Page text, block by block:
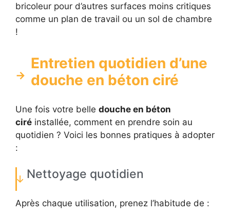
bricoleur pour d’autres surfaces moins critiques
comme un plan de travail ou un sol de chambre
!
Entretien quotidien d’une
douche en béton ciré
Une fois votre belle douche en béton
ciré installée, comment en prendre soin au
quotidien ? Voici les bonnes pratiques à adopter
:
Nettoyage quotidien
Après chaque utilisation, prenez l’habitude de :